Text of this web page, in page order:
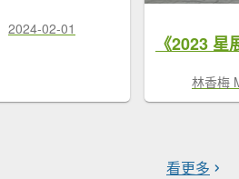
2024-02-01
林香梅
看更多